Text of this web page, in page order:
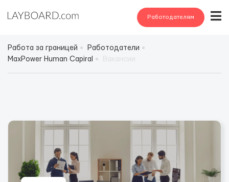
Работодателям
Работа за границей
Работодатели
MaxPower Human Capiral